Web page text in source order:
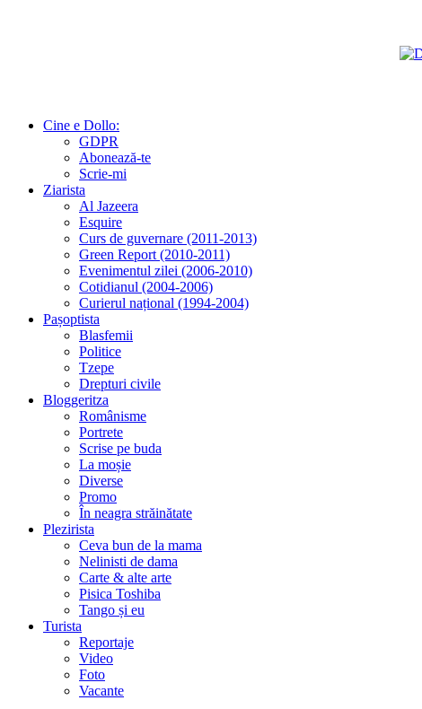
Cine e Dollo:
GDPR
Abonează-te
Scrie-mi
Ziarista
Al Jazeera
Esquire
Curs de guvernare (2011-2013)
Green Report (2010-2011)
Evenimentul zilei (2006-2010)
Cotidianul (2004-2006)
Curierul național (1994-2004)
Pașoptista
Blasfemii
Politice
Tzepe
Drepturi civile
Bloggeritza
Românisme
Portrete
Scrise pe buda
La moșie
Diverse
Promo
În neagra străinătate
Plezirista
Ceva bun de la mama
Nelinisti de dama
Carte & alte arte
Pisica Toshiba
Tango și eu
Turista
Reportaje
Video
Foto
Vacante